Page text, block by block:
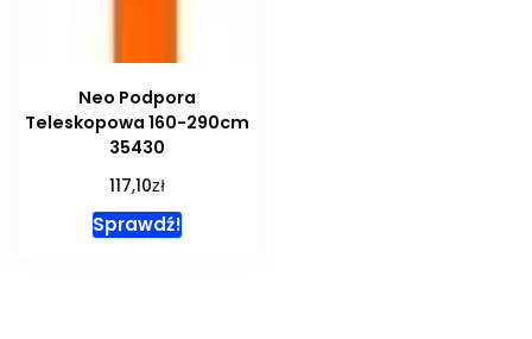
Neo Podpora
Teleskopowa 160-290cm
35430
117,10zł
Sprawdź!